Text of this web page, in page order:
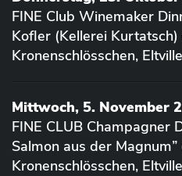
FINE Club Winemaker
Kofler (Kellerei Kurtatsch)
Kronenschlösschen, Eltville
Mittwoch, 5. November
FINE CLUB Champagner
Salmon aus der
Kronenschlösschen, Eltville